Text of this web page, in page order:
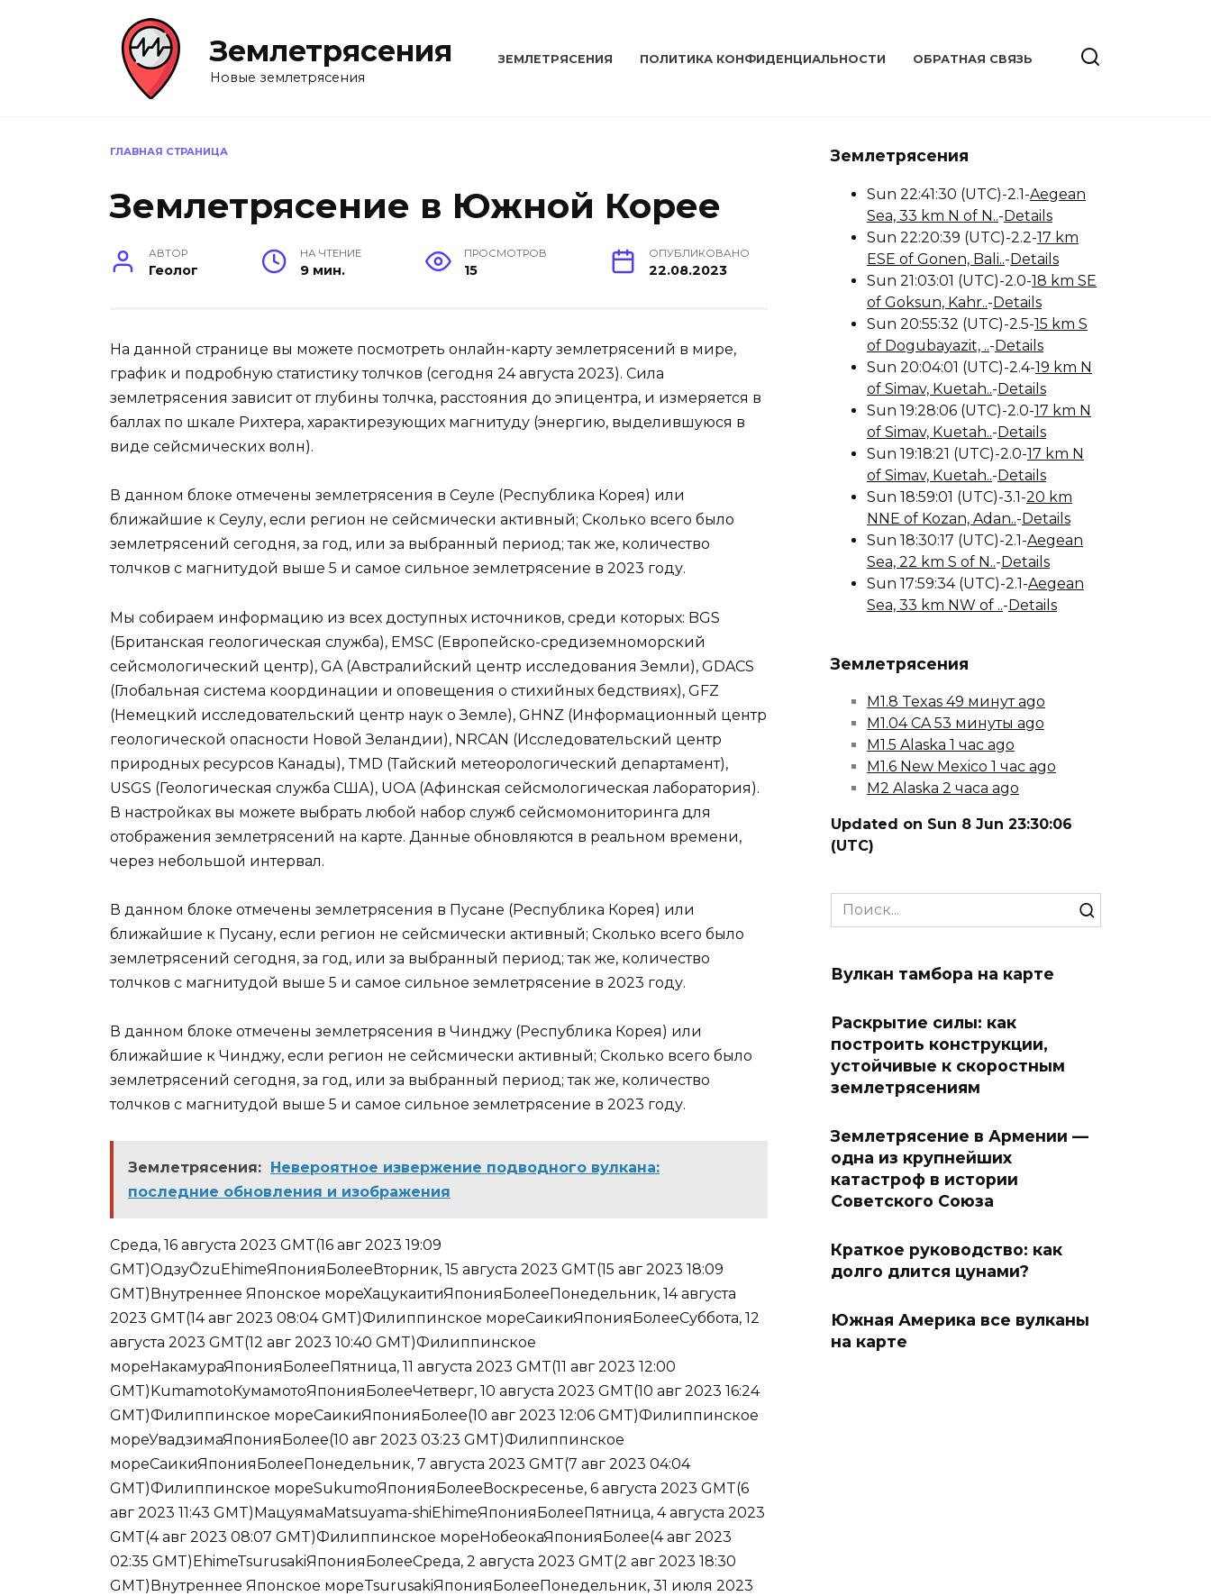
Землетрясения
Новые землетрясения
ЗЕМЛЕТРЯСЕНИЯ ПОЛИТИКА КОНФИДЕНЦИАЛЬНОСТИ ОБРАТНАЯ СВЯЗЬ
ГЛАВНАЯ СТРАНИЦА
Землетрясение в Южной Корее
АВТОР
Геолог
НА ЧТЕНИЕ
9 мин.
ПРОСМОТРОВ
15
ОПУБЛИКОВАНО
22.08.2023
На данной странице вы можете посмотреть онлайн-карту землетрясений в мире,
график и подробную статистику толчков (сегодня 24 августа 2023). Сила
землетрясения зависит от глубины толчка, расстояния до эпицентра, и измеряется в
баллах по шкале Рихтера, характирезующих магнитуду (энергию, выделившуюся в
виде сейсмических волн).
В данном блоке отмечены землетрясения в Сеуле (Республика Корея) или
ближайшие к Сеулу, если регион не сейсмически активный; Сколько всего было
землетрясений сегодня, за год, или за выбранный период; так же, количество
толчков с магнитудой выше 5 и самое сильное землетрясение в 2023 году.
Мы собираем информацию из всех доступных источников, среди которых: BGS
(Британская геологическая служба), EMSC (Европейско-средиземноморский
сейсмологический центр), GA (Австралийский центр исследования Земли), GDACS
(Глобальная система координации и оповещения о стихийных бедствиях), GFZ
(Немецкий исследовательский центр наук о Земле), GHNZ (Информационный центр
геологической опасности Новой Зеландии), NRCAN (Исследовательский центр
природных ресурсов Канады), TMD (Тайский метеорологический департамент),
USGS (Геологическая служба США), UOA (Афинская сейсмологическая лаборатория).
В настройках вы можете выбрать любой набор служб сейсмомониторинга для
отображения землетрясений на карте. Данные обновляются в реальном времени,
через небольшой интервал.
В данном блоке отмечены землетрясения в Пусане (Республика Корея) или
ближайшие к Пусану, если регион не сейсмически активный; Сколько всего было
землетрясений сегодня, за год, или за выбранный период; так же, количество
толчков с магнитудой выше 5 и самое сильное землетрясение в 2023 году.
В данном блоке отмечены землетрясения в Чинджу (Республика Корея) или
ближайшие к Чинджу, если регион не сейсмически активный; Сколько всего было
землетрясений сегодня, за год, или за выбранный период; так же, количество
толчков с магнитудой выше 5 и самое сильное землетрясение в 2023 году.
Землетрясения: Невероятное извержение подводного вулкана:
последние обновления и изображения
Среда, 16 августа 2023 GMT(16 авг 2023 19:09
GMT)ОдзуŌzuEhimeЯпонияБолееВторник, 15 августа 2023 GMT(15 авг 2023 18:09
GMT)Внутреннее Японское мореХацукаитиЯпонияБолееПонедельник, 14 августа
2023 GMT(14 авг 2023 08:04 GMT)Филиппинское мореСаикиЯпонияБолееСуббота, 12
августа 2023 GMT(12 авг 2023 10:40 GMT)Филиппинское
мореНакамураЯпонияБолееПятница, 11 августа 2023 GMT(11 авг 2023 12:00
GMT)KumamotoКумамотоЯпонияБолееЧетверг, 10 августа 2023 GMT(10 авг 2023 16:24
GMT)Филиппинское мореСаикиЯпонияБолее(10 авг 2023 12:06 GMT)Филиппинское
мореУвадзимаЯпонияБолее(10 авг 2023 03:23 GMT)Филиппинское
мореСаикиЯпонияБолееПонедельник, 7 августа 2023 GMT(7 авг 2023 04:04
GMT)Филиппинское мореSukumoЯпонияБолееВоскресенье, 6 августа 2023 GMT(6
авг 2023 11:43 GMT)МацуямаMatsuyama-shiEhimeЯпонияБолееПятница, 4 августа 2023
GMT(4 авг 2023 08:07 GMT)Филиппинское мореНобеокаЯпонияБолее(4 авг 2023
02:35 GMT)EhimeTsurusakiЯпонияБолееСреда, 2 августа 2023 GMT(2 авг 2023 18:30
GMT)Внутреннее Японское мореTsurusakiЯпонияБолееПонедельник, 31 июля 2023
Землетрясения
Sun 22:41:30 (UTC)-2.1-Aegean
Sea, 33 km N of N..-Details
Sun 22:20:39 (UTC)-2.2-17 km
ESE of Gonen, Bali..-Details
Sun 21:03:01 (UTC)-2.0-18 km SE
of Goksun, Kahr..-Details
Sun 20:55:32 (UTC)-2.5-15 km S
of Dogubayazit, ..-Details
Sun 20:04:01 (UTC)-2.4-19 km N
of Simav, Kuetah..-Details
Sun 19:28:06 (UTC)-2.0-17 km N
of Simav, Kuetah..-Details
Sun 19:18:21 (UTC)-2.0-17 km N
of Simav, Kuetah..-Details
Sun 18:59:01 (UTC)-3.1-20 km
NNE of Kozan, Adan..-Details
Sun 18:30:17 (UTC)-2.1-Aegean
Sea, 22 km S of N..-Details
Sun 17:59:34 (UTC)-2.1-Aegean
Sea, 33 km NW of ..-Details
Землетрясения
M1.8 Texas 49 минут ago
M1.04 CA 53 минуты ago
M1.5 Alaska 1 час ago
M1.6 New Mexico 1 час ago
M2 Alaska 2 часа ago
Updated on Sun 8 Jun 23:30:06
(UTC)
Search
for:
Вулкан тамбора на карте
Раскрытие силы: как
построить конструкции,
устойчивые к скоростным
землетрясениям
Землетрясение в Армении —
одна из крупнейших
катастроф в истории
Советского Союза
Краткое руководство: как
долго длится цунами?
Южная Америка все вулканы
на карте